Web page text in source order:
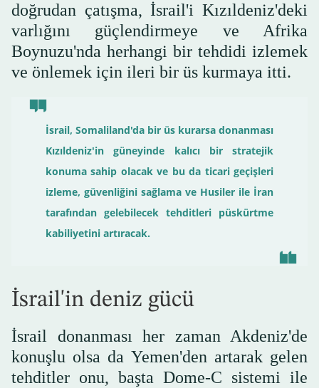
doğrudan çatışma, İsrail'i Kızıldeniz'deki
varlığını güçlendirmeye ve Afrika
Boynuzu'nda herhangi bir tehdidi izlemek
ve önlemek için ileri bir üs kurmaya itti.
İsrail, Somaliland'da bir üs kurarsa donanması
Kızıldeniz'in güneyinde kalıcı bir stratejik
konuma sahip olacak ve bu da ticari geçişleri
izleme, güvenliğini sağlama ve Husiler ile İran
tarafından gelebilecek tehditleri püskürtme
kabiliyetini artıracak.
İsrail'in deniz gücü
İsrail donanması her zaman Akdeniz'de
konuşlu olsa da Yemen'den artarak gelen
tehditler onu, başta Dome-C sistemi ile